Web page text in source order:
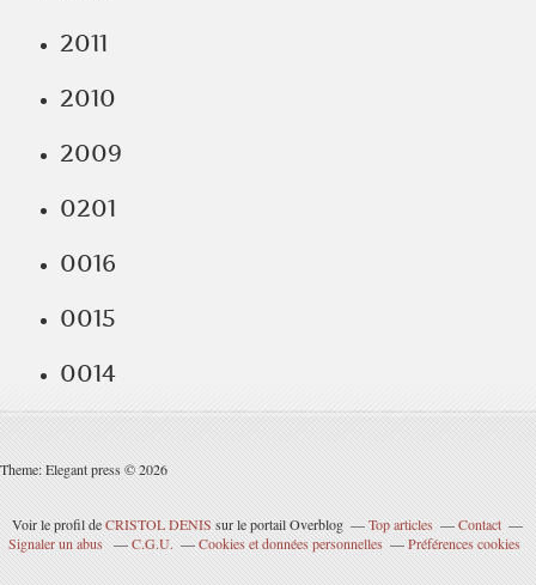
2011
2010
2009
0201
0016
0015
0014
Theme: Elegant press © 2026
Voir le profil deCRISTOL DENIS sur le portail Overblog Top articles
Contact
Signaler un abus
C.G.U. Cookies et données personnelles Préférences cookies